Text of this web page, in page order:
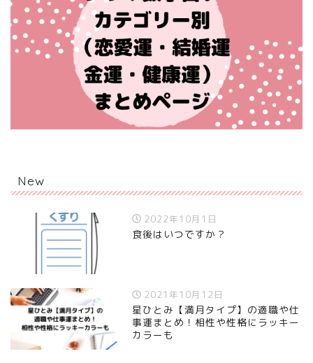
New
2022年10月1日
食後はいつですか？
2021年10月12日
星ひとみ【満月タイプ】の適職や仕
事運まとめ！相性や性格にラッキー
カラーも